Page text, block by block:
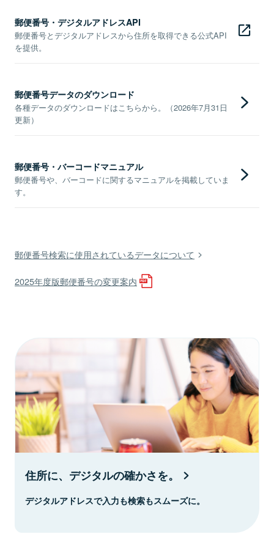
郵便番号・デジタルアドレスAPI
郵便番号とデジタルアドレスから住所を取得できる公式API
を提供。
郵便番号データのダウンロード
各種データのダウンロードはこちらから。（2026年7月31日
更新）
郵便番号・バーコードマニュアル
郵便番号や、バーコードに関するマニュアルを掲載していま
す。
郵便番号検索に使用されているデータについて
2025年度版郵便番号の変更案内
住所に、デジタルの確かさを。
デジタルアドレスで入力も検索もスムーズに。